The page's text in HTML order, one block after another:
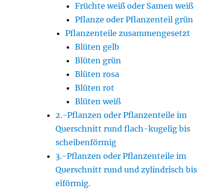
Früchte weiß oder Samen weiß
Pflanze oder Pflanzenteil grün
Pflanzenteile zusammengesetzt
Blüten gelb
Blüten grün
Blüten rosa
Blüten rot
Blüten weiß
2.-Pflanzen oder Pflanzenteile im
Querschnitt rund flach-kugelig bis
scheibenförmig
3.-Pflanzen oder Pflanzenteile im
Querschnitt rund und zylindrisch bis
eiförmig.